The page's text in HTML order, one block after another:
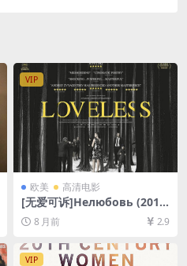
VIP
欧美 高清电影
[无爱可诉]Нелюбовь (2017)
[百度网盘+夸克网盘1080P超
清未删减资源][网盘在线播放/
8 月前 2.9
VIP